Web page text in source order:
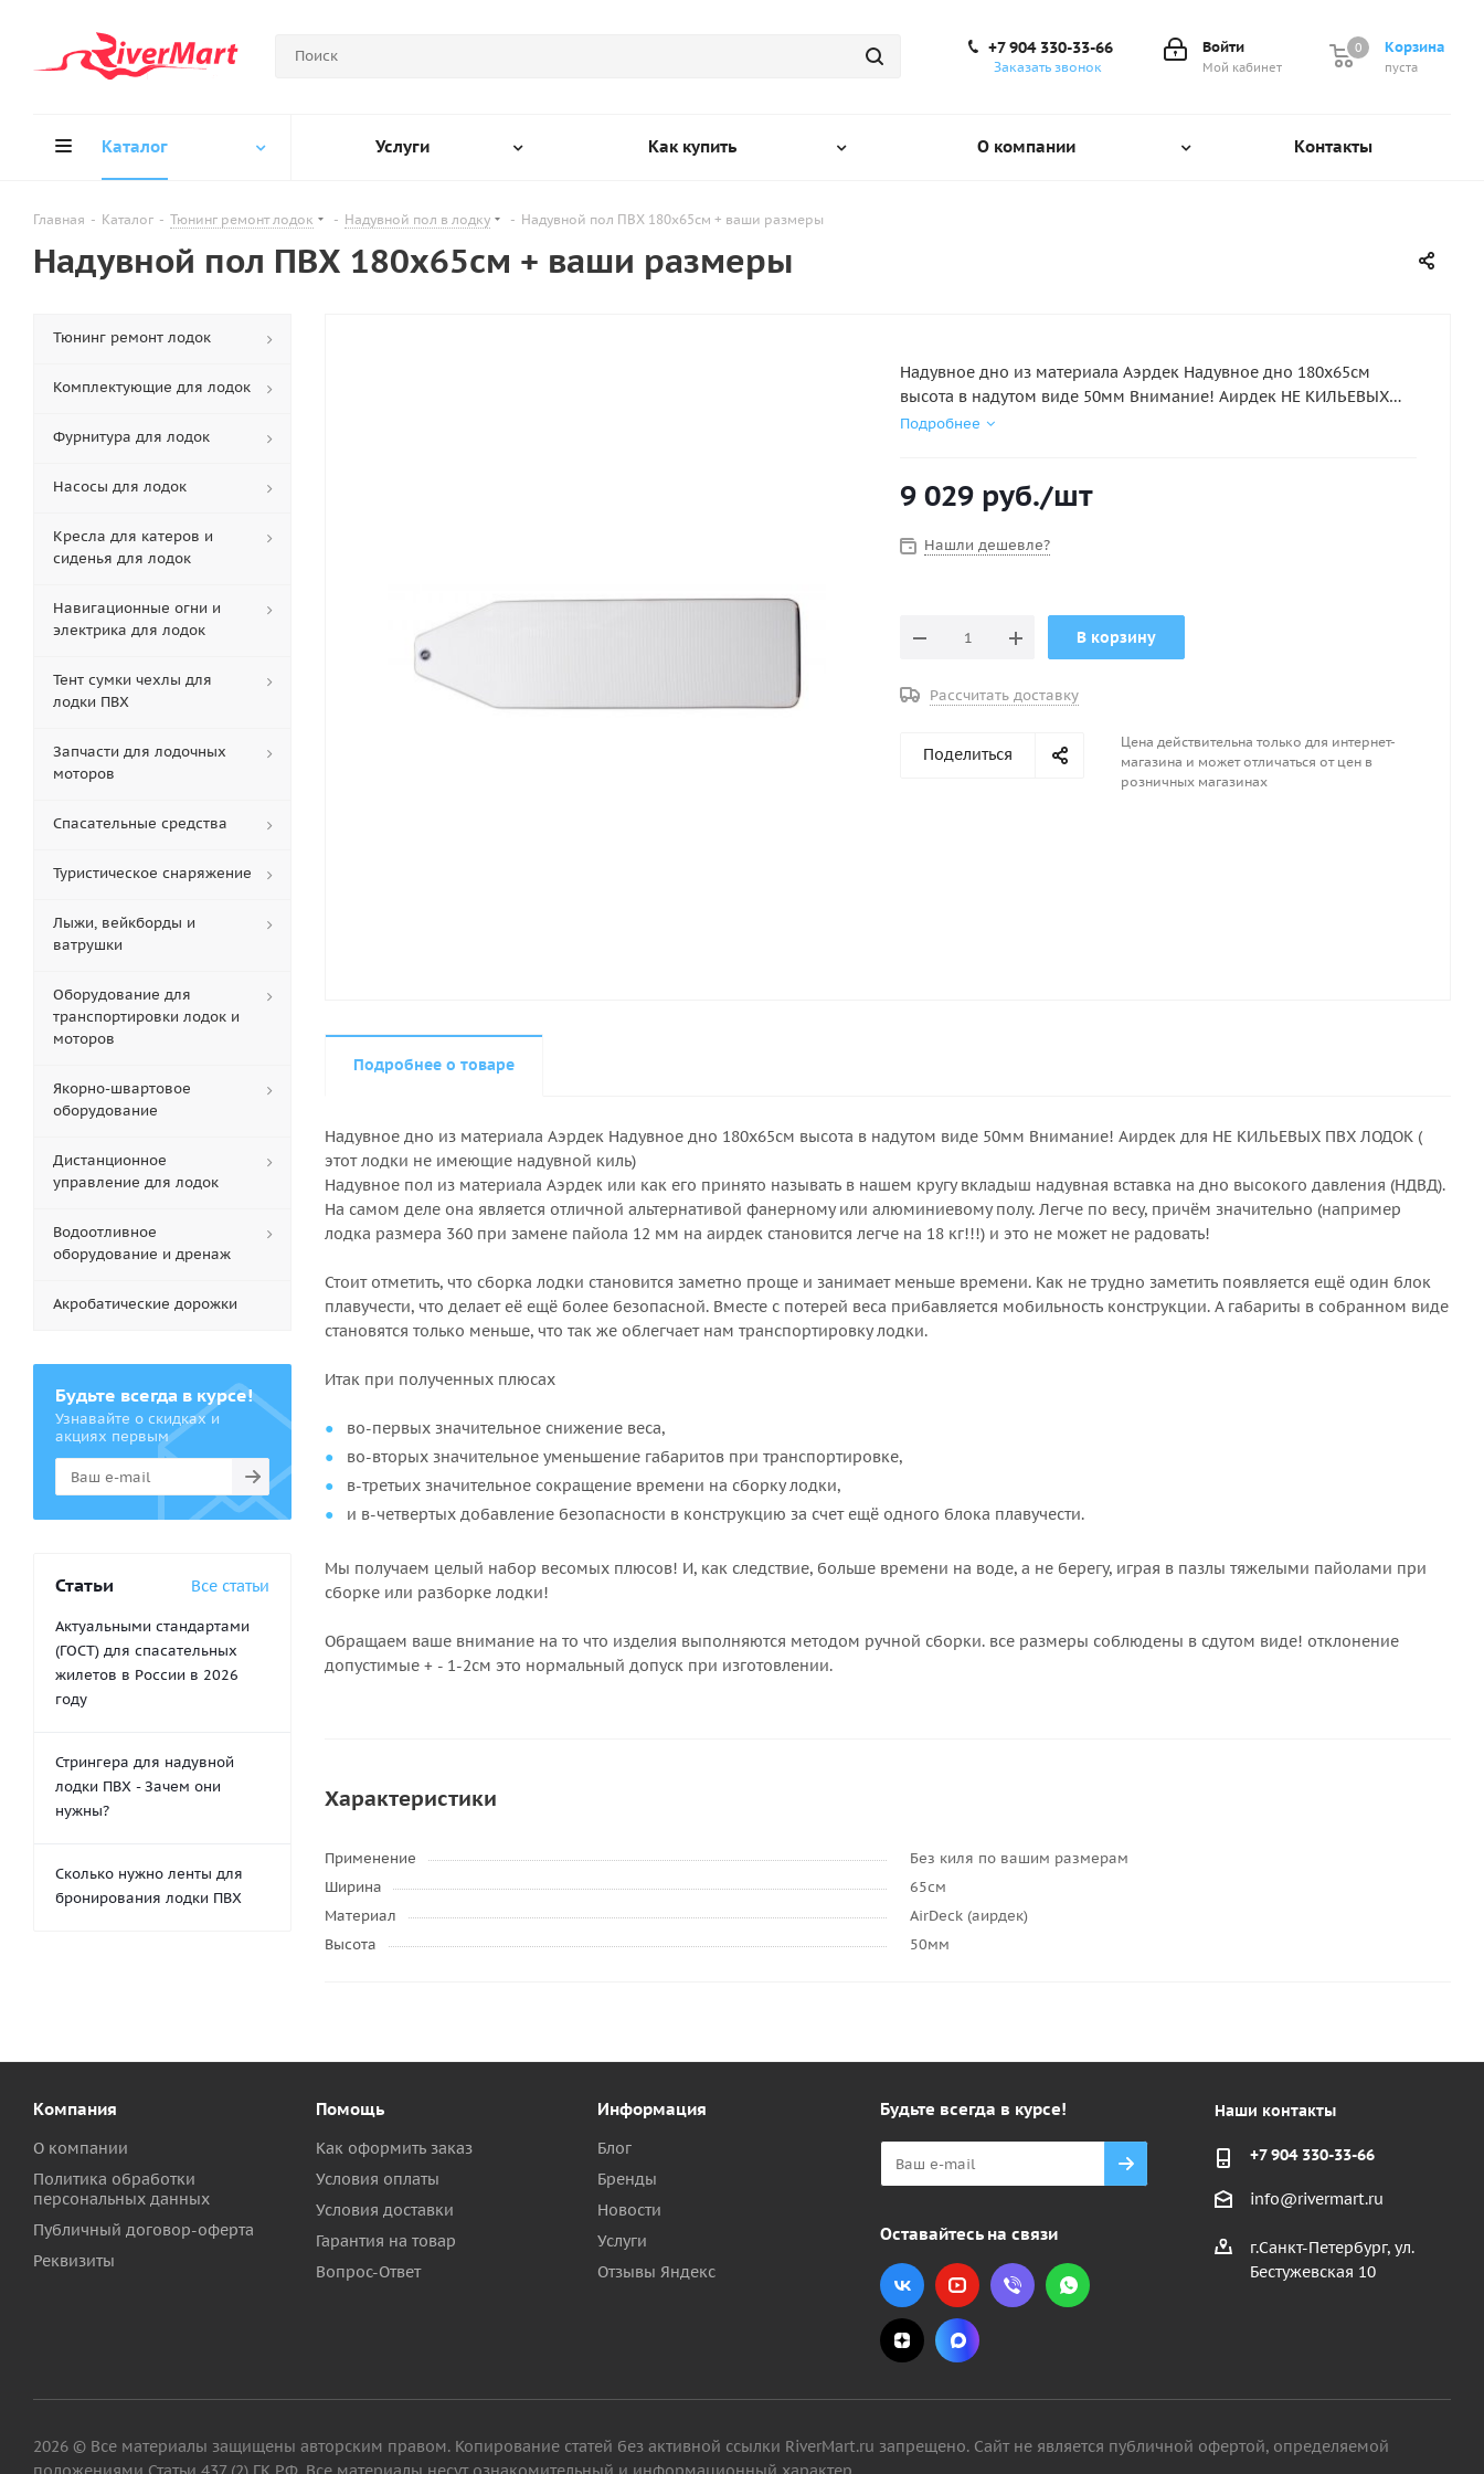
Корзина
0
пуста
0
Войти
Мой кабинет
+7 904 330-33-66
Заказать звонок
Каталог Услуги Как купить О компании Контакты
Главная - Каталог - Тюнинг ремонт лодок - Надувной пол в лодку - Надувной пол ПВХ 180х65см + ваши размеры
Надувной пол ПВХ 180х65см + ваши размеры
Надувное дно из материала Аэрдек Надувное дно 180х65см
высота в надутом виде 50мм Внимание! Аирдек НЕ КИЛЬЕВЫХ
ПВХ ЛОДОК ( этот лодки не имеющие надувной киль
Подробнее
9 029 руб./шт
Нашли дешевле?
В корзину
Рассчитать доставку
Поделиться
Цена действительна только для интернет-
магазина и может отличаться от цен в
розничных магазинах
Подробнее о товаре
Надувное дно из материала Аэрдек Надувное дно 180х65см высота в надутом виде 50мм Внимание! Аирдек для НЕ КИЛЬЕВЫХ ПВХ ЛОДОК (
этот лодки не имеющие надувной киль)
Надувное пол из материала Аэрдек или как его принято называть в нашем кругу вкладыш надувная вставка на дно высокого давления (НДВД).
На самом деле она является отличной альтернативой фанерному или алюминиевому полу. Легче по весу, причём значительно (например
лодка размера 360 при замене пайола 12 мм на аирдек становится легче на 18 кг!!!) и это не может не радовать!
Стоит отметить, что сборка лодки становится заметно проще и занимает меньше времени. Как не трудно заметить появляется ещё один блок
плавучести, что делает её ещё более безопасной. Вместе с потерей веса прибавляется мобильность конструкции. А габариты в собранном виде
становятся только меньше, что так же облегчает нам транспортировку лодки.
Итак при полученных плюсах
во-первых значительное снижение веса,
во-вторых значительное уменьшение габаритов при транспортировке,
в-третьих значительное сокращение времени на сборку лодки,
и в-четвертых добавление безопасности в конструкцию за счет ещё одного блока плавучести.
Мы получаем целый набор весомых плюсов! И, как следствие, больше времени на воде, а не берегу, играя в пазлы тяжелыми пайолами при
сборке или разборке лодки!
Обращаем ваше внимание на то что изделия выполняются методом ручной сборки. все размеры соблюдены в сдутом виде! отклонение
допустимые + - 1-2см это нормальный допуск при изготовлении.
Характеристики
Применение
Без киля по вашим размерам
Ширина
65см
Материал
AirDeck (аирдек)
Высота
50мм
Тюнинг ремонт лодок
Комплектующие для лодок
Фурнитура для лодок
Насосы для лодок
Кресла для катеров и
сиденья для лодок
Навигационные огни и
электрика для лодок
Тент сумки чехлы для
лодки ПВХ
Запчасти для лодочных
моторов
Спасательные средства
Туристическое снаряжение
Лыжи, вейкборды и
ватрушки
Оборудование для
транспортировки лодок и
моторов
Якорно-швартовое
оборудование
Дистанционное
управление для лодок
Водоотливное
оборудование и дренаж
Акробатические дорожки
Будьте всегда в курсе!
Узнавайте о скидках и
акциях первым
Статьи Все статьи
Актуальными стандартами
(ГОСТ) для спасательных
жилетов в России в 2026
году
Стрингера для надувной
лодки ПВХ - Зачем они
нужны?
Сколько нужно ленты для
бронирования лодки ПВХ
Компания
О компании
Политика обработки
персональных данных
Публичный договор-оферта
Реквизиты
Помощь
Как оформить заказ
Условия оплаты
Условия доставки
Гарантия на товар
Вопрос-Ответ
Информация
Блог
Бренды
Новости
Услуги
Отзывы Яндекс
Будьте всегда в курсе!
Оставайтесь на связи
Наши контакты
+7 904 330-33-66
info@rivermart.ru
г.Санкт-Петербург, ул.
Бестужевская 10
2026 © Все материалы защищены авторским правом. Копирование статей без активной ссылки RiverMart.ru запрещено. Сайт не является публичной офертой, определяемой